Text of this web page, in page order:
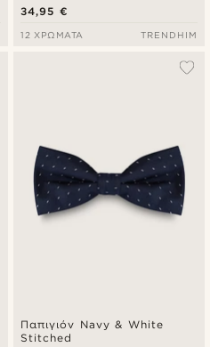
34,95 €
12 ΧΡΏΜΑΤΑ TRENDHIM
Παπιγιόν Navy & White
Stitched